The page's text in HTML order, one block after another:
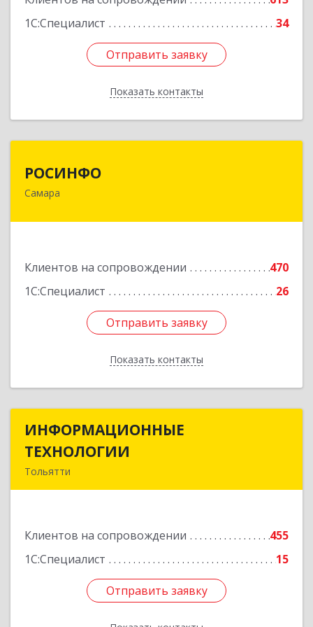
1С:Специалист
34
Отправить заявку
Показать контакты
Отправить заявку
Назад
РОСИНФО
Самара
Клиентов на сопровождении
470
1С:Специалист
26
Отправить заявку
Показать контакты
443069, Самарская обл, Самара г, Авроры ул,
Отправить заявку
Назад
ИНФОРМАЦИОННЫЕ
ТЕХНОЛОГИИ
Тольятти
Клиентов на сопровождении
455
1С:Специалист
15
Отправить заявку
ИНФОРМАЦИОННЫЕ
Подробнее
Отправить заявку